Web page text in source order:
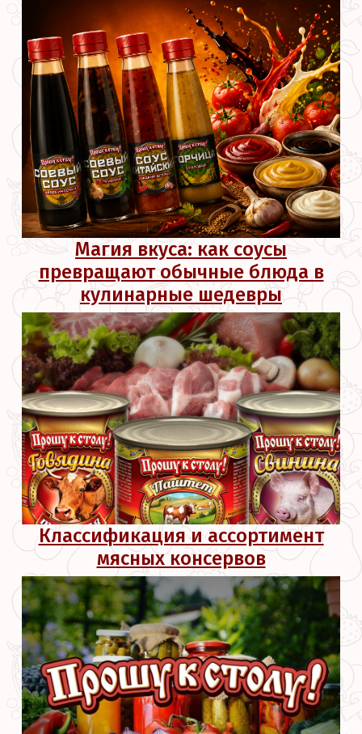
Магия вкуса: как соусы
превращают обычные блюда в
кулинарные шедевры
Классификация и ассортимент
мясных консервов